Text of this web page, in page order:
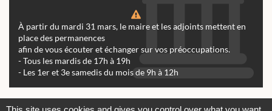
À partir du mardi 31 mars, le maire et les adjoints mettent en
place des permanences
afin de vous écouter et échanger sur vos préoccupations.
- Tous les mardis de 17h à 19h
- Les 1er et 3e samedis du mois de 9h à 12h